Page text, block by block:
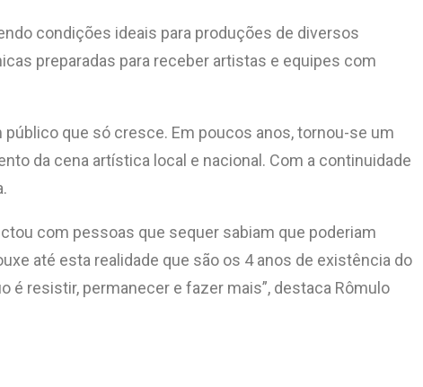
condições ideais para produções de diversos
preparadas para receber artistas e equipes com
que só cresce. Em poucos anos, tornou-se um
da cena artística local e nacional. Com a continuidade
com pessoas que sequer sabiam que poderiam
até esta realidade que são os 4 anos de existência do
resistir, permanecer e fazer mais”, destaca Rômulo